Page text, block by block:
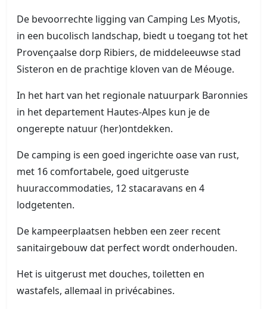
De bevoorrechte ligging van Camping Les Myotis,
in een bucolisch landschap, biedt u toegang tot het
Provençaalse dorp Ribiers, de middeleeuwse stad
Sisteron en de prachtige kloven van de Méouge.
In het hart van het regionale natuurpark Baronnies
in het departement Hautes-Alpes kun je de
ongerepte natuur (her)ontdekken.
De camping is een goed ingerichte oase van rust,
met 16 comfortabele, goed uitgeruste
huuraccommodaties, 12 stacaravans en 4
lodgetenten.
De kampeerplaatsen hebben een zeer recent
sanitairgebouw dat perfect wordt onderhouden.
Het is uitgerust met douches, toiletten en
wastafels, allemaal in privécabines.